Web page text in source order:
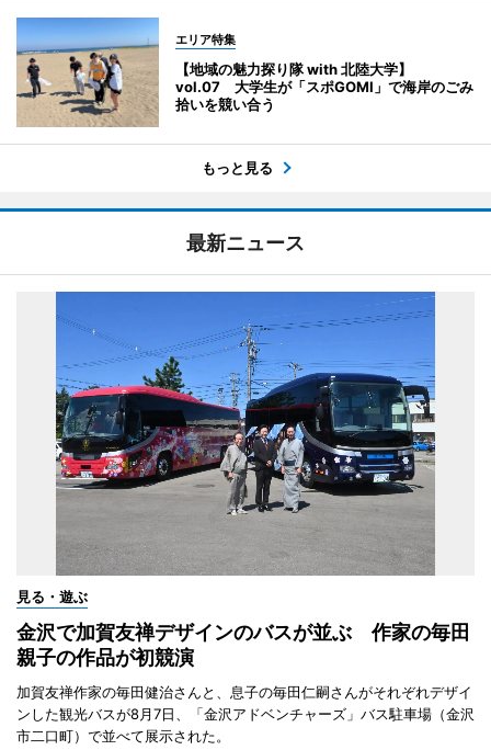
エリア特集
【地域の魅力探り隊 with 北陸大学】
vol.07 大学生が「スポGOMI」で海岸のごみ
拾いを競い合う
もっと見る
最新ニュース
見る・遊ぶ
金沢で加賀友禅デザインのバスが並ぶ 作家の毎田
親子の作品が初競演
加賀友禅作家の毎田健治さんと、息子の毎田仁嗣さんがそれぞれデザイ
ンした観光バスが8月7日、「金沢アドベンチャーズ」バス駐車場（金沢
市二口町）で並べて展示された。